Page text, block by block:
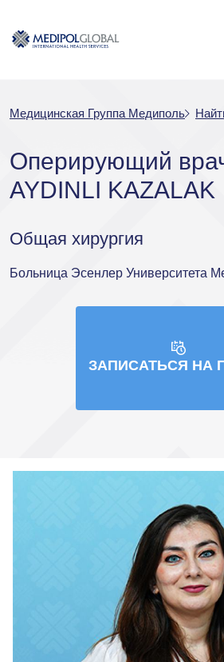
Медицинская Группа Медиполь
Оперирующий
AYDINLI KAZALAK
Общая хирургия
Больница Эсенлер Университета
ЗАПИСАТЬСЯ НА